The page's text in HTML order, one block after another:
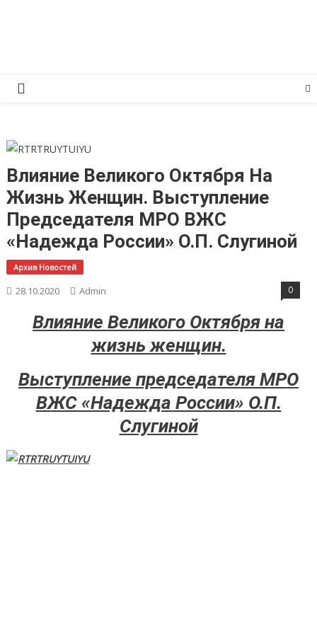
Влияние Великого Октября На
Жизнь Женщин. Выступление
Председателя МРО ВЖС
«Надежда России» О.П. Слугиной
Архив Новостей
28.10.2020 Admin 0
Влияние Великого Октября на
жизнь женщин.
Выступление председателя МРО
ВЖС «Надежда России» О.П.
Слугиной